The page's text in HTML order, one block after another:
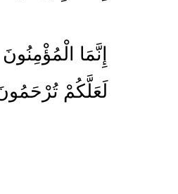
إِنَّمَا
لَعَلَّكُمْ